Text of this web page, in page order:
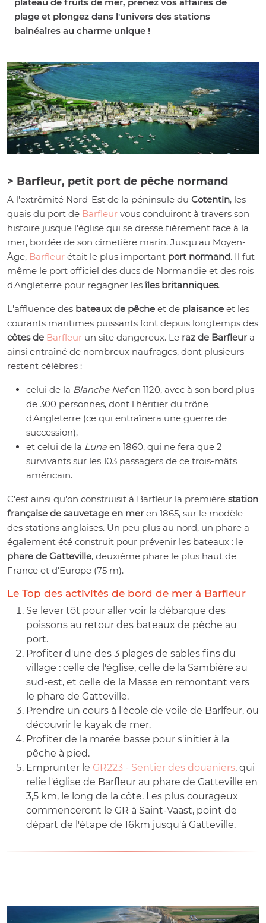
plage et plongez dans l'univers des stations
balnéaires au charme unique !
> Barfleur, petit port de pêche normand
A l'extrêmité Nord-Est de la péninsule du Cotentin, les
quais du port de Barfleur vous conduiront à travers son
histoire jusque l'église qui se dresse fièrement face à la
mer, bordée de son cimetière marin. Jusqu'au Moyen-
Âge, Barfleur était le plus important port normand. Il fut
même le port officiel des ducs de Normandie et des rois
d'Angleterre pour regagner les îles britanniques.
L'affluence des bateaux de pêche et de plaisance et les
courants maritimes puissants font depuis longtemps des
côtes de Barfleur un site dangereux. Le raz de Barfleur a
ainsi entraîné de nombreux naufrages, dont plusieurs
restent célèbres :
celui de la Blanche Nefen 1120, avec à son bord plus
de 300 personnes, dont l'héritier du trône
d'Angleterre (ce qui entraînera une guerre de
succession),
et celui de la Luna en 1860, qui ne fera que 2
survivants sur les 103 passagers de ce trois-mâts
américain.
C'est ainsi qu'on construisit à Barfleur la première station
française de sauvetage en mer en 1865, sur le modèle
des stations anglaises. Un peu plus au nord, un phare a
également été construit pour prévenir les bateaux : le
phare de Gatteville, deuxième phare le plus haut de
France et d'Europe (75 m).
Le Top des activités de bord de mer à Barfleur
Se lever tôt pour aller voir la débarque des
poissons au retour des bateaux de pêche au
port.
Profiter d'une des 3 plages de sables fins du
village : celle de l'église, celle de la Sambière au
sud-est, et celle de la Masse en remontant vers
le phare de Gatteville.
Prendre un cours à l'école de voile de Barlfeur, ou
découvrir le kayak de mer.
Profiter de la marée basse pour s'initier à la
pêche à pied.
Emprunter le GR223 - Sentier des douaniers, qui
relie l'église de Barfleur au phare de Gatteville en
3,5 km, le long de la côte. Les plus courageux
commenceront le GR à Saint-Vaast, point de
départ de l'étape de 16km jusqu'à Gatteville.